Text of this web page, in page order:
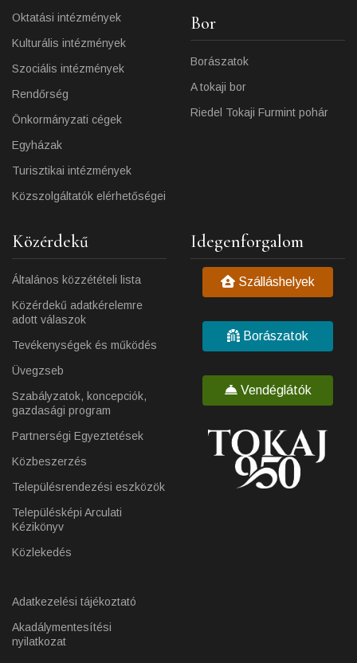
Oktatási intézmények
Kulturális intézmények
Szociális intézmények
Rendőrség
Önkormányzati cégek
Egyházak
Turisztikai intézmények
Közszolgáltatók elérhetőségei
Bor
Borászatok
A tokaji bor
Riedel Tokaji Furmint pohár
Közérdekű
Általános közzétételi lista
Közérdekű adatkérelemre
adott válaszok
Tevékenységek és működés
Üvegzseb
Szabályzatok, koncepciók,
gazdasági program
Partnerségi Egyeztetések
Közbeszerzés
Településrendezési eszközök
Településképi Arculati
Kézikönyv
Közlekedés
Adatkezelési tájékoztató
Akadálymentesítési
nyilatkozat
Idegenforgalom
Szálláshelyek
Borászatok
Vendéglátók